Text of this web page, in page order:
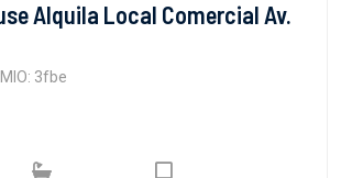
Alquila Local Comercial Av.
3fbe